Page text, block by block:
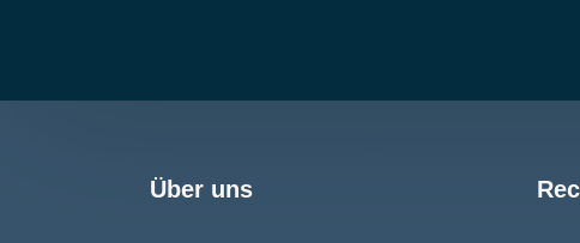
Über uns